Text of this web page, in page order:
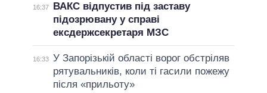
16:37
ВАКС відпустив під заставу
підозрювану у справі
ексдержсекретаря МЗС
16:33 У Запорізькій області ворог обстріляв
рятувальників, коли ті гасили пожежу
після «прильоту»